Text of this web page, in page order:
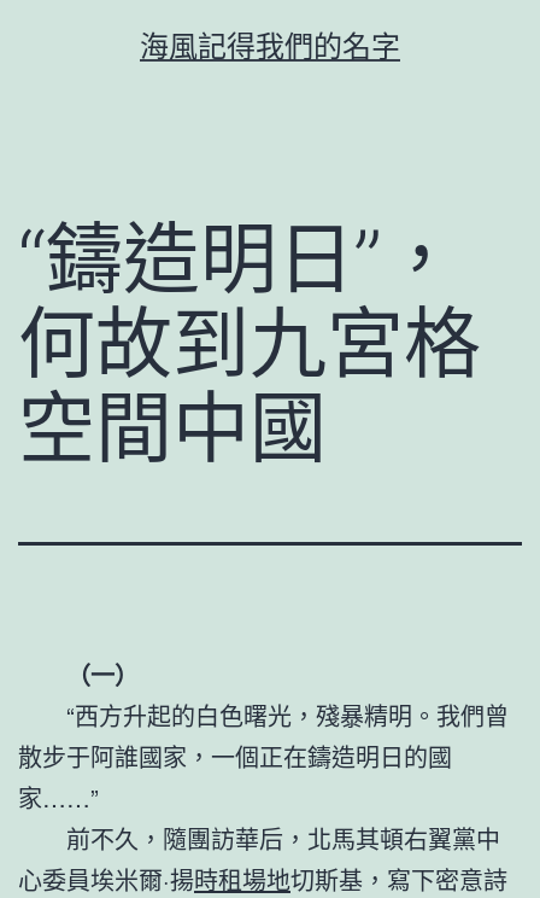
海風記得我們的名字
“鑄造明日”，
何故到九宮格
空間中國
（一）
“西方升起的白色曙光，殘暴精明。我們曾
散步于阿誰國家，一個正在鑄造明日的國
家……”
前不久，隨團訪華后，北馬其頓右翼黨中
心委員埃米爾·揚時租場地切斯基，寫下密意詩